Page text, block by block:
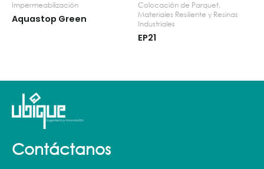
Impermeabilización
Aquastop Green
Colocación de Parquet,
Materiales Resiliente y Resinas
Industriales
EP21
Contáctanos